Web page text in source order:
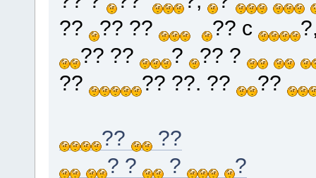
??
?? ?? ?? c
?? ??
?
?? ?
??
?? ??. ?? ??
??
??
? ?
?
?